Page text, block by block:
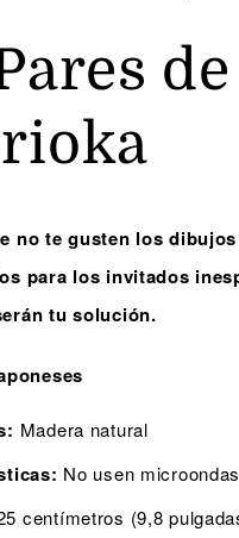
no te gusten los
para los invitados
tu solución.
Madera natural
No usen
centímetros (9,8